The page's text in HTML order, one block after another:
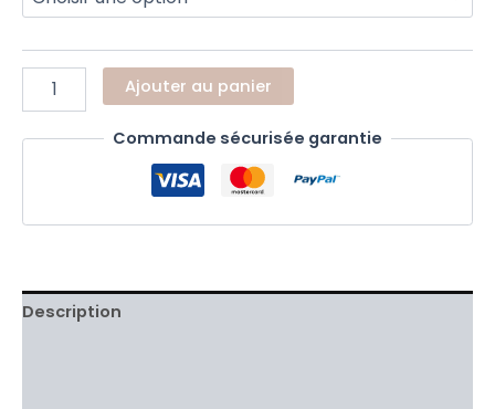
Ajouter au panier
Commande sécurisée garantie
Description